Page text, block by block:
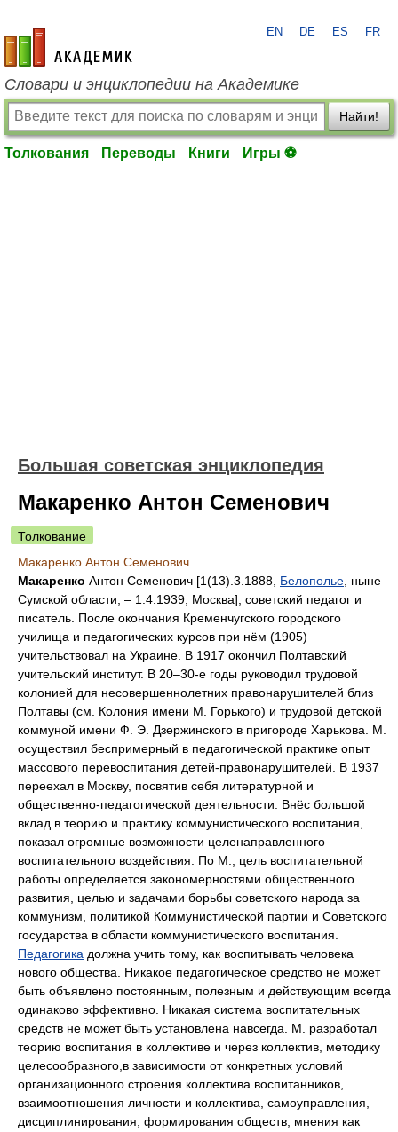
academic.ru
EN DE ES FR
Словари и энциклопедии на Академике
Найти!
Толкования Переводы Книги Игры ⚽
Большая советская энциклопедия
Макаренко Антон Семенович
Толкование
Макаренко Антон Семенович
Макаренко Антон Семенович [1(13).3.1888, Белополье , ныне
Сумской области, ‒ 1.4.1939, Москва], советский педагог и
писатель. После окончания Кременчугского городского
училища и педагогических курсов при нём (1905)
учительствовал на Украине. В 1917 окончил Полтавский
учительский институт. В 20‒30-е годы руководил трудовой
колонией для несовершеннолетних правонарушителей близ
Полтавы (см. Колония имени М. Горького) и трудовой детской
коммуной имени Ф. Э. Дзержинского в пригороде Харькова. М.
осуществил беспримерный в педагогической практике опыт
массового перевоспитания детей-правонарушителей. В 1937
переехал в Москву, посвятив себя литературной и
общественно-педагогической деятельности. Внёс большой
вклад в теорию и практику коммунистического воспитания,
показал огромные возможности целенаправленного
воспитательного воздействия. По М., цель воспитательной
работы определяется закономерностями общественного
развития, целью и задачами борьбы советского народа за
коммунизм, политикой Коммунистической партии и Советского
государства в области коммунистического воспитания.
Педагогика должна учить тому, как воспитывать человека
нового общества. Никакое педагогическое средство не может
быть объявлено постоянным, полезным и действующим всегда
одинаково эффективно. Никакая система воспитательных
средств не может быть установлена навсегда. М. разработал
теорию воспитания в коллективе и через коллектив, методику
целесообразного,в зависимости от конкретных условий
организационного строения коллектива воспитанников,
взаимоотношения личности и коллектива, самоуправления,
дисциплинирования, формирования обществ, мнения как